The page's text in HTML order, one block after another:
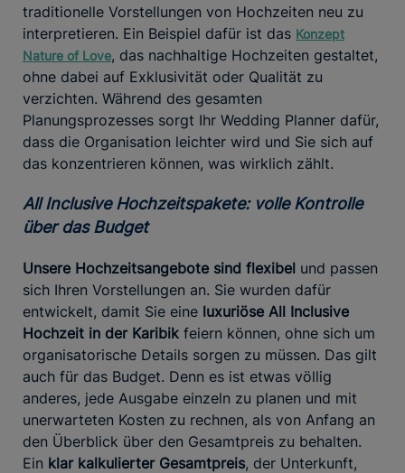
traditionelle Vorstellungen von Hochzeiten neu zu
interpretieren. Ein Beispiel dafür ist das Konzept
Nature of Love, das nachhaltige Hochzeiten gestaltet,
ohne dabei auf Exklusivität oder Qualität zu
verzichten. Während des gesamten
Planungsprozesses sorgt Ihr Wedding Planner dafür,
dass die Organisation leichter wird und Sie sich auf
das konzentrieren können, was wirklich zählt.
All Inclusive Hochzeitspakete: volle Kontrolle
über das Budget
Unsere Hochzeitsangebote sind flexibel und passen
sich Ihren Vorstellungen an. Sie wurden dafür
entwickelt, damit Sie eine luxuriöse All Inclusive
Hochzeit in der Karibik feiern können, ohne sich um
organisatorische Details sorgen zu müssen. Das gilt
auch für das Budget. Denn es ist etwas völlig
anderes, jede Ausgabe einzeln zu planen und mit
unerwarteten Kosten zu rechnen, als von Anfang an
den Überblick über den Gesamtpreis zu behalten.
Ein klar kalkulierter Gesamtpreis, der Unterkunft,